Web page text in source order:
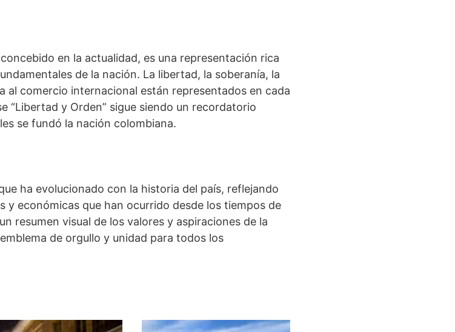
en la actualidad, es una representación rica
de la nación. La libertad, la soberanía, la
al comercio internacional están representados en cada
“Libertad y Orden” sigue siendo un recordatorio
se fundó la nación colombiana.
ha evolucionado con la historia del país, reflejando
y económicas que han ocurrido desde los tiempos de
resumen visual de los valores y aspiraciones de la
de orgullo y unidad para todos los